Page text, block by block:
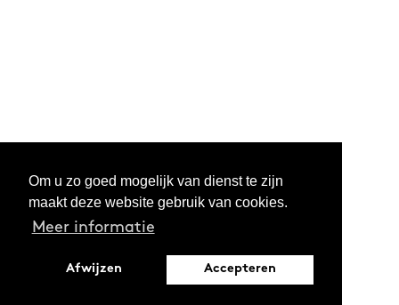
Om u zo goed mogelijk van dienst te zijn
maakt deze website gebruik van cookies.
Meer informatie
Afwijzen Accepteren